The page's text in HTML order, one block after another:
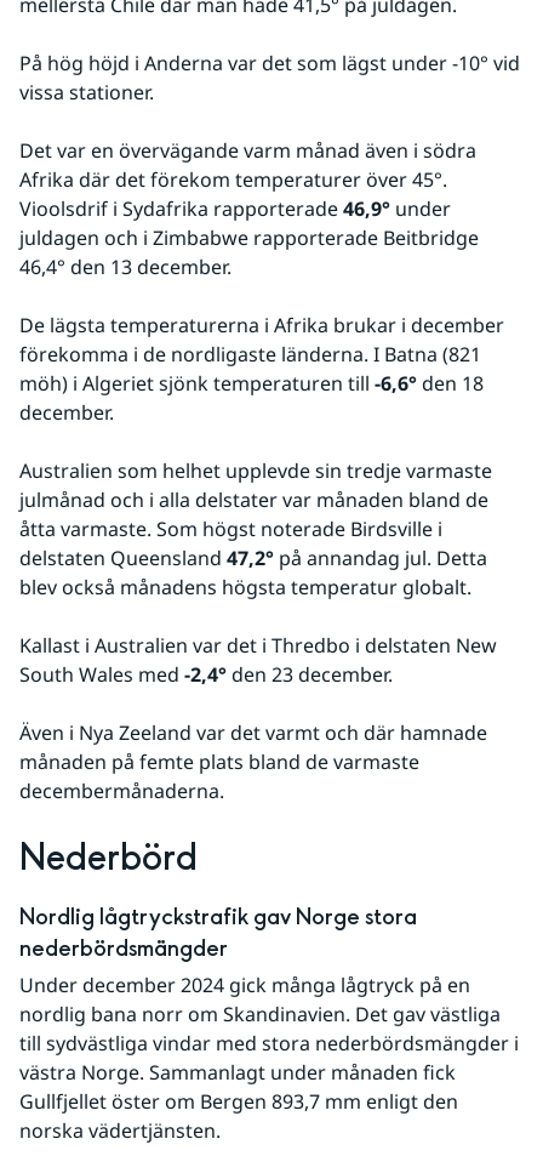
På hög höjd i Anderna var det som lägst under -10° vid
vissa stationer.
Det var en övervägande varm månad även i södra
Afrika där det förekom temperaturer över 45°.
Vioolsdrif i Sydafrika rapporterade 46,9° under
juldagen och i Zimbabwe rapporterade Beitbridge
46,4° den 13 december.
De lägsta temperaturerna i Afrika brukar i december
förekomma i de nordligaste länderna. I Batna (821
möh) i Algeriet sjönk temperaturen till -6,6° den 18
december.
Australien som helhet upplevde sin tredje varmaste
julmånad och i alla delstater var månaden bland de
åtta varmaste. Som högst noterade Birdsville i
delstaten Queensland 47,2° på annandag jul. Detta
blev också månadens högsta temperatur globalt.
Kallast i Australien var det i Thredbo i delstaten New
South Wales med -2,4° den 23 december.
Även i Nya Zeeland var det varmt och där hamnade
månaden på femte plats bland de varmaste
decembermånaderna.
Nederbörd
Nordlig lågtryckstrafik gav Norge stora
nederbördsmängder
Under december 2024 gick många lågtryck på en
nordlig bana norr om Skandinavien. Det gav västliga
till sydvästliga vindar med stora nederbördsmängder i
västra Norge. Sammanlagt under månaden fick
Gullfjellet öster om Bergen 893,7 mm enligt den
norska vädertjänsten.